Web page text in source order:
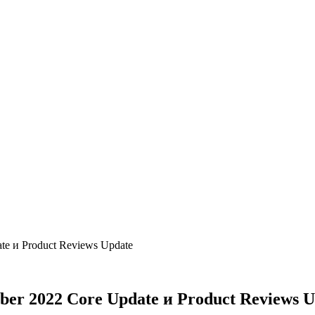
и Product Reviews Update
2022 Сore Update и Product Reviews